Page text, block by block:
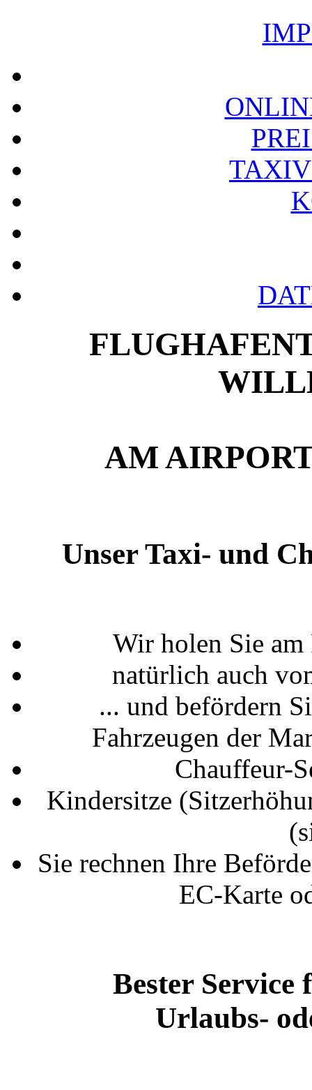
AM
Unser Taxi- und
Wir holen Sie
natürlich auch
... und befördern
Fahrzeugen der
Chauffeur-
Kindersitze
Sie rechnen Ihre
EC-Karte
Bester Service
Urlaubs-